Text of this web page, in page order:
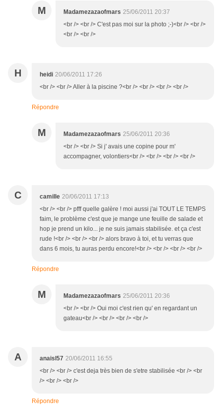
M Madamezazaofmars 25/06/2011 20:37
<br /> <br /> C'est pas moi sur la photo ;-)<br /> <br />
<br /> <br />
H heidi 20/06/2011 17:26
<br /> <br /> Aller à la piscine ?<br /> <br /> <br /> <br />
Répondre
M Madamezazaofmars 25/06/2011 20:36
<br /> <br /> Si j' avais une copine pour m'
accompagner, volontiers<br /> <br /> <br /> <br />
C camille 20/06/2011 17:13
<br /> <br /> pfff quelle galère ! moi aussi j'ai TOUT LE TEMPS
faim, le problème c'est que je mange une feuille de salade et
hop je prend un kilo... je ne suis jamais stabilisée. et ça c'est
rude !<br /> <br /> <br /> alors bravo à toi, et tu verras que
dans 6 mois, tu auras perdu encore!<br /> <br /> <br /> <br />
Répondre
M Madamezazaofmars 25/06/2011 20:36
<br /> <br /> Oui moi c'est rien qu' en regardant un
gateau<br /> <br /> <br /> <br />
A anaisl57 20/06/2011 16:55
<br /> <br /> c'est deja très bien de s'etre stabilisée <br /> <br
/> <br /> <br />
Répondre